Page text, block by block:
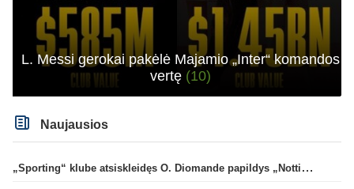
L. Messi gerokai pakėlė Majamio „Inter“ komandos
vertę (10)
Naujausios
„Sporting“ klube atsiskleidęs O. Diomande papildys „Nottingham“ gretas